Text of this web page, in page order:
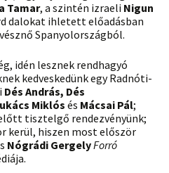
Tamar, a szintén izraeli Nigun
dalokat ihletett előadásban
Spanyolországból.
idén lesznek rendhagyó
kedveskedünk egy Radnóti-
Dés András, Dés
Miklós és Mácsai Pál;
tisztelgő rendezvényünk;
kerül, hiszen most először
Nógrádi GergelyForró